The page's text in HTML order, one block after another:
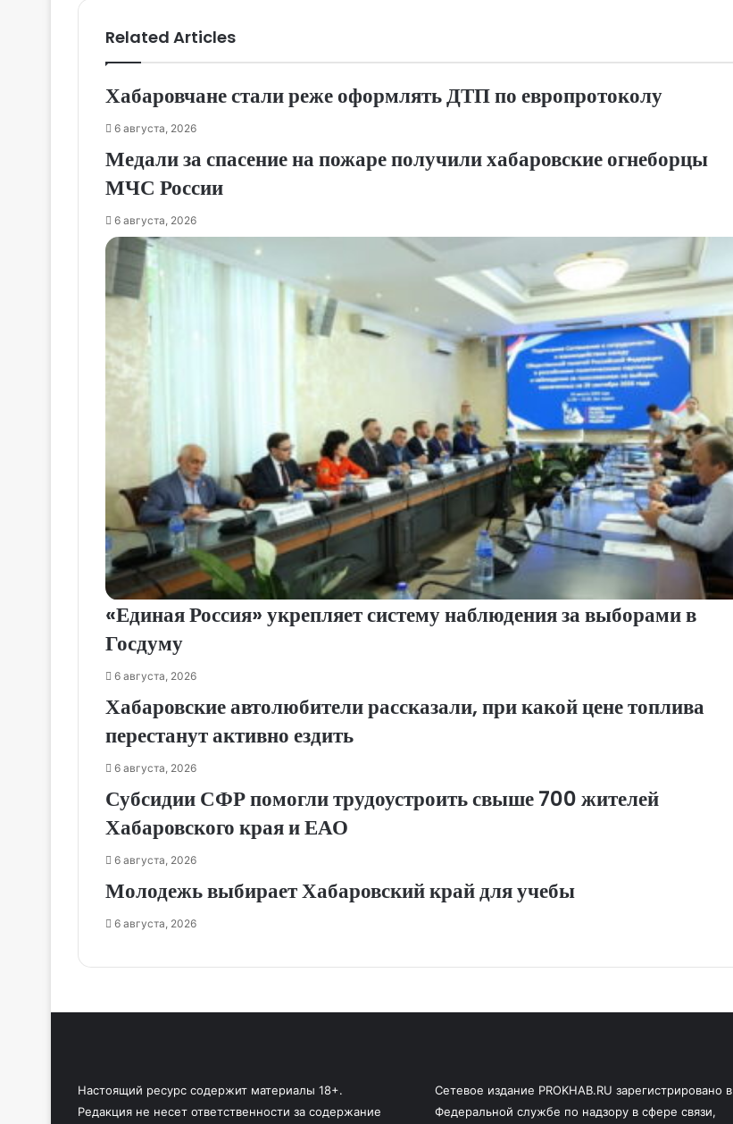
Related Articles
Хабаровчане стали реже оформлять ДТП по европротоколу
6 августа, 2026
Медали за спасение на пожаре получили хабаровские огнеборцы
МЧС России
6 августа, 2026
«Единая Россия» укрепляет систему наблюдения за выборами в
Госдуму
6 августа, 2026
Хабаровские автолюбители рассказали, при какой цене топлива
перестанут активно ездить
6 августа, 2026
Субсидии СФР помогли трудоустроить свыше 700 жителей
Хабаровского края и ЕАО
6 августа, 2026
Молодежь выбирает Хабаровский край для учебы
6 августа, 2026
Настоящий ресурс содержит материалы 18+.
Редакция не несет ответственности за содержание
Сетевое издание PROKHAB.RU зарегистрировано в
Федеральной службе по надзору в сфере связи,